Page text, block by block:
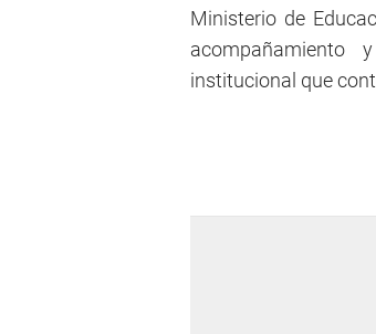
Ministerio de
acompañamiento
institucional que